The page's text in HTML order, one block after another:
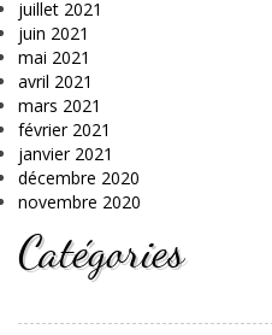
juillet 2021
juin 2021
mai 2021
avril 2021
mars 2021
février 2021
janvier 2021
décembre 2020
novembre 2020
Catégories